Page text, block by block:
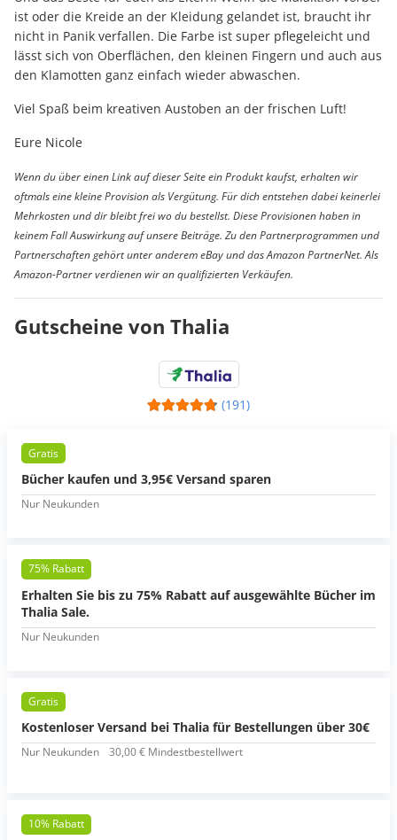
ist oder die Kreide an der Kleidung gelandet ist, braucht ihr
nicht in Panik verfallen. Die Farbe ist super pflegeleicht und
lässt sich von Oberflächen, den kleinen Fingern und auch aus
den Klamotten ganz einfach wieder abwaschen.
Viel Spaß beim kreativen Austoben an der frischen Luft!
Eure Nicole
Wenn du über einen Link auf dieser Seite ein Produkt kaufst, erhalten wir
oftmals eine kleine Provision als Vergütung. Für dich entstehen dabei keinerlei
Mehrkosten und dir bleibt frei wo du bestellst. Diese Provisionen haben in
keinem Fall Auswirkung auf unsere Beiträge. Zu den Partnerprogrammen und
Partnerschaften gehört unter anderem eBay und das Amazon PartnerNet. Als
Amazon-Partner verdienen wir an qualifizierten Verkäufen.
Gutscheine von Thalia
(191)
Gratis
Bücher kaufen und 3,95€ Versand sparen
Nur Neukunden
75% Rabatt
Erhalten Sie bis zu 75% Rabatt auf ausgewählte Bücher im
Thalia Sale.
Nur Neukunden
Gratis
Kostenloser Versand bei Thalia für Bestellungen über 30€
Nur Neukunden 30,00 € Mindestbestellwert
10% Rabatt